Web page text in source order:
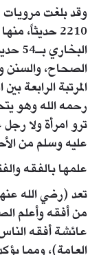
وقد بلغت
الصحاح، والسنن
المرتبة الرابعة
رحمه الله وهو
ترو امرأة ولا
عليه وسلم من
علمها بالفقه
تعد (رضي الله
من أفقه وأعلم
عائشة أفقه